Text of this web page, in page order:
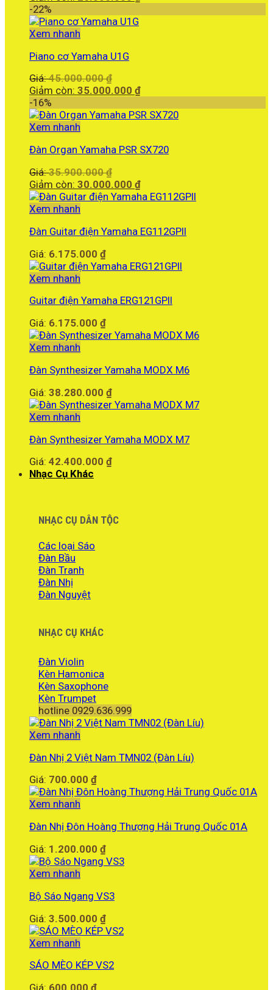
30.000.000 ₫.
-22%
Xem nhanh
Piano cơ Yamaha U1G
Giá:45.000.000₫
gốc
45.000.000 ₫.
Giảm còn: 35.000.000 ₫Giá
tại
-16%
Xem nhanh
Đàn Organ Yamaha PSR SX720
Giá:35.900.000₫
gốc
là:
Giảm còn: 30.000.000 ₫Giá
hiện
30.000.000 ₫.
Xem nhanh
Đàn Guitar điện Yamaha EG112GPII
Giá: 6.175.000 ₫
Xem nhanh
Guitar điện Yamaha ERG121GPII
Giá: 6.175.000 ₫
Xem nhanh
Đàn Synthesizer Yamaha MODX M6
Giá: 38.280.000 ₫
Xem nhanh
Đàn Synthesizer Yamaha MODX M7
Giá: 42.400.000 ₫
Nhạc Cụ Khác
NHẠC CỤ DÂN TỘC
Các loại Sáo
Đàn Bầu
Đàn Tranh
Đàn Nhị
Đàn Nguyệt
NHẠC CỤ KHÁC
Đàn Violin
Kèn Hamonica
Kèn Saxophone
Kèn Trumpet
hotline 0929.636.999
Xem nhanh
Đàn Nhị 2 Việt Nam TMN02 (Đàn Líu)
Giá: 700.000 ₫
Xem nhanh
Đàn Nhị Đôn Hoàng Thượng Hải Trung Quốc 01A
Giá: 1.200.000 ₫
Xem nhanh
Bộ Sáo Ngang VS3
Giá: 3.500.000 ₫
Xem nhanh
SÁO MÈO KÉP VS2